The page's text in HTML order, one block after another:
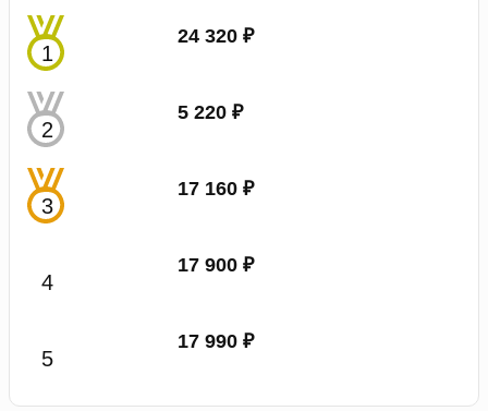
24 320 ₽
5 220 ₽
17 160 ₽
17 900 ₽
17 990 ₽